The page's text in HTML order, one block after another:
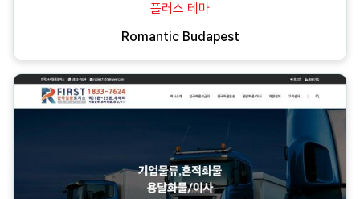
플러스 테마
Romantic Budapest